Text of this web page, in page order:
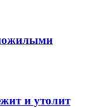
и утолит